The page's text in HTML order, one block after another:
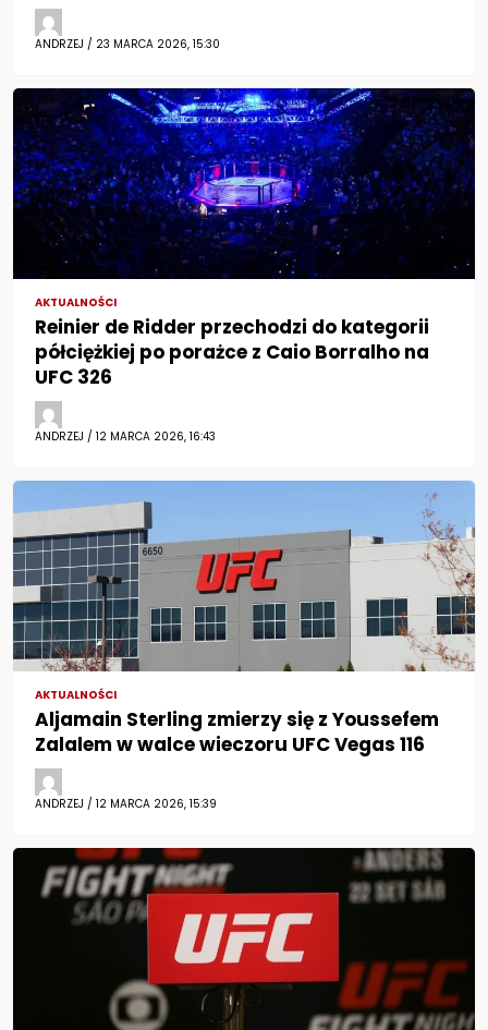
ANDRZEJ / 23 MARCA 2026, 15:30
AKTUALNOŚCI
Reinier de Ridder przechodzi do kategorii
półciężkiej po porażce z Caio Borralho na
UFC 326
ANDRZEJ / 12 MARCA 2026, 16:43
AKTUALNOŚCI
Aljamain Sterling zmierzy się z Youssefem
Zalalem w walce wieczoru UFC Vegas 116
ANDRZEJ / 12 MARCA 2026, 15:39